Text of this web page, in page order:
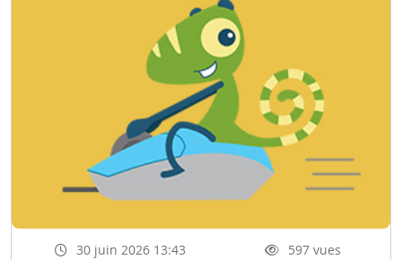
30 juin 2026 13:43
597 vues